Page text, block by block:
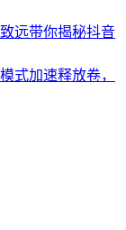
远带你揭秘抖音
式加速释放卷，